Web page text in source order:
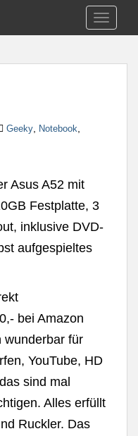
Geeky Notebook
Asus A52 mit
Festplatte, 3
inklusive DVD-
aufgespieltes
bei Amazon
wunderbar für
YouTube, HD
sind mal
Alles erfüllt
Ruckler. Das